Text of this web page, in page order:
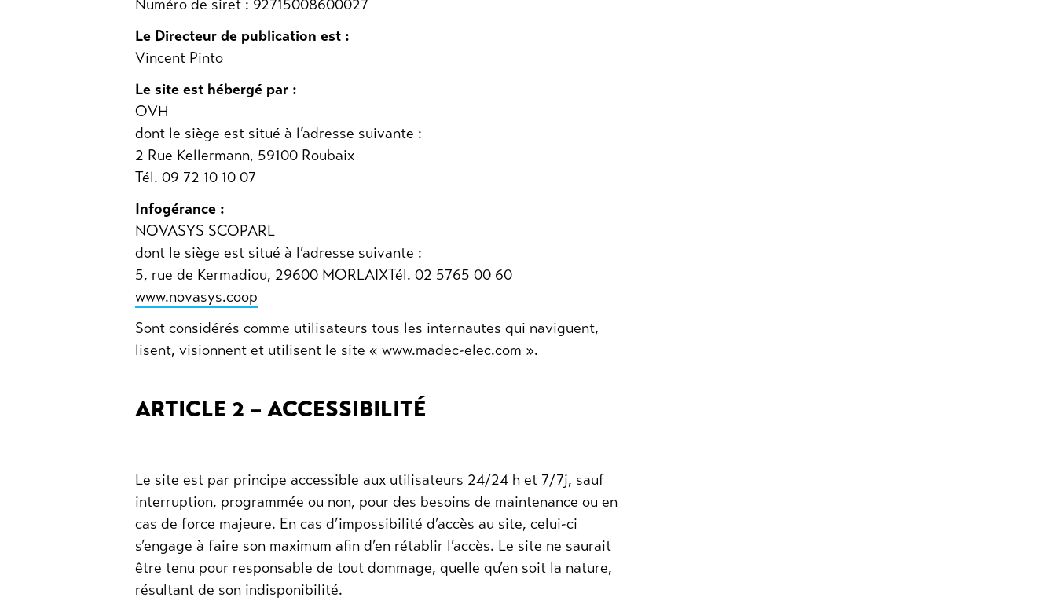
Numéro de siret : 92715008600027
Le Directeur de publication est :
Vincent Pinto
Le site est hébergé par :
OVH
dont le siège est situé à l’adresse suivante :
2 Rue Kellermann, 59100 Roubaix
Tél. 09 72 10 10 07
Infogérance :
NOVASYS SCOPARL
dont le siège est situé à l’adresse suivante :
5, rue de Kermadiou, 29600 MORLAIXTél. 02 5765 00 60
www.novasys.coop
Sont considérés comme utilisateurs tous les internautes qui naviguent,
lisent, visionnent et utilisent le site « www.madec-elec.com ».
ARTICLE 2 – ACCESSIBILITÉ
Le site est par principe accessible aux utilisateurs 24/24 h et 7/7j, sauf
interruption, programmée ou non, pour des besoins de maintenance ou en
cas de force majeure. En cas d’impossibilité d’accès au site, celui-ci
s’engage à faire son maximum afin d’en rétablir l’accès. Le site ne saurait
être tenu pour responsable de tout dommage, quelle qu’en soit la nature,
résultant de son indisponibilité.